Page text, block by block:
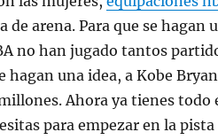
de arena. Para que se hagan
no han jugado tantos
hagan una idea, a Kobe
Ahora ya tienes todo
para empezar en la